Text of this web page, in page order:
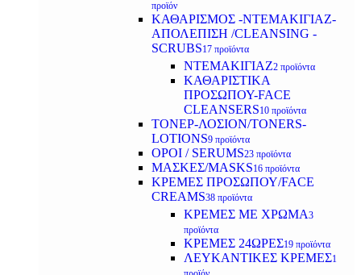
προϊόν
ΚΑΘΑΡΙΣΜΟΣ -ΝΤΕΜΑΚΙΓΙΑΖ-
ΑΠΟΛΕΠΙΣΗ /CLEANSING -
SCRUBS17 προϊόντα
ΝΤΕΜΑΚΙΓΙΑΖ2 προϊόντα
ΚΑΘΑΡΙΣΤΙΚΑ
ΠΡΟΣΩΠΟΥ-FACE
CLEANSERS10 προϊόντα
ΤΟΝΕΡ-ΛΟΣΙΟΝ/TONERS-
LOTIONS9 προϊόντα
ΟΡΟΙ / SERUMS23 προϊόντα
ΜΑΣΚΕΣ/MASKS16 προϊόντα
ΚΡΕΜΕΣ ΠΡΟΣΩΠΟΥ/FACE
CREAMS38 προϊόντα
ΚΡΕΜΕΣ ΜΕ ΧΡΩΜΑ3
προϊόντα
ΚΡΕΜΕΣ 24ΩΡΕΣ19 προϊόντα
ΛΕΥΚΑΝΤΙΚΕΣ ΚΡΕΜΕΣ1